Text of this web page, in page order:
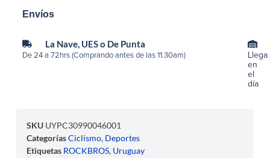
Envíos
La Nave, UES o De Punta
De 24 a 72hrs (Comprando antes de las 11.30am)
Llega
en
el
día
SKU UYPC30990046001
CategoríasCiclismo, Deportes
Etiquetas ROCKBROS, Uruguay